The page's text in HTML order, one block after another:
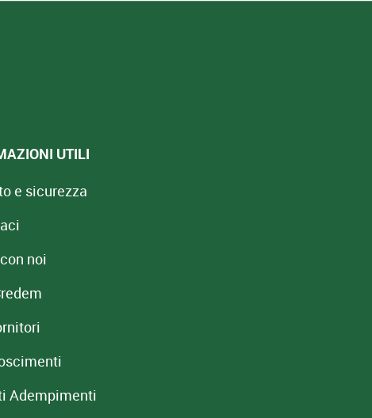
UTILI
e sicurezza
noi
Adempimenti